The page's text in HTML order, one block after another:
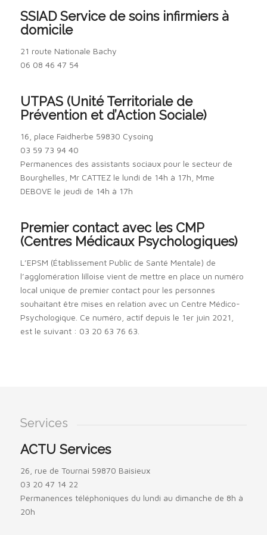
SSIAD Service de soins infirmiers à
domicile
21 route Nationale Bachy
06 08 46 47 54
UTPAS (Unité Territoriale de
Prévention et d’Action Sociale)
16, place Faidherbe 59830 Cysoing
03 59 73 94 40
Permanences des assistants sociaux pour le secteur de
Bourghelles, Mr CATTEZ le lundi de 14h à 17h, Mme
DEBOVE le jeudi de 14h à 17h
Premier contact avec les CMP
(Centres Médicaux Psychologiques)
L’EPSM (Établissement Public de Santé Mentale) de
l’agglomération lilloise vient de mettre en place un numéro
local unique de premier contact pour les personnes
souhaitant être mises en relation avec un Centre Médico-
Psychologique. Ce numéro, actif depuis le 1er juin 2021,
est le suivant : 03 20 63 76 63.
Services
ACTU Services
26, rue de Tournai 59870 Baisieux
03 20 47 14 22
Permanences téléphoniques du lundi au dimanche de 8h à
20h